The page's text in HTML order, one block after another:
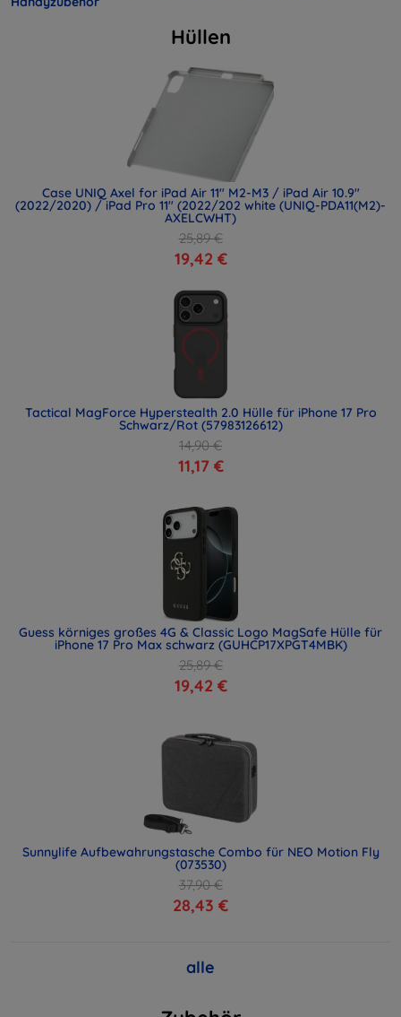
Hüllen
Case UNIQ Axel for iPad Air 11" M2-M3 / iPad Air 10.9"
(2022/2020) / iPad Pro 11" (2022/202 white (UNIQ-PDA11(M2)-
AXELCWHT)
25,89 €
19,42 €
Tactical MagForce Hyperstealth 2.0 Hülle für iPhone 17 Pro
Schwarz/Rot (57983126612)
14,90 €
11,17 €
Guess körniges großes 4G & Classic Logo MagSafe Hülle für
iPhone 17 Pro Max schwarz (GUHCP17XPGT4MBK)
25,89 €
19,42 €
Sunnylife Aufbewahrungstasche Combo für NEO Motion Fly
(073530)
37,90 €
28,43 €
alle